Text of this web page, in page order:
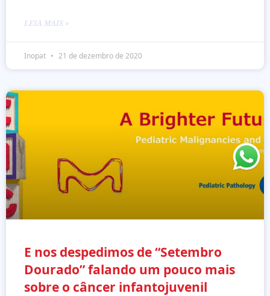
LEIA MAIS »
Inopat 21 de dezembro de 2020
E nos despedimos de “Setembro
Dourado” falando um pouco mais
sobre o câncer infantojuvenil